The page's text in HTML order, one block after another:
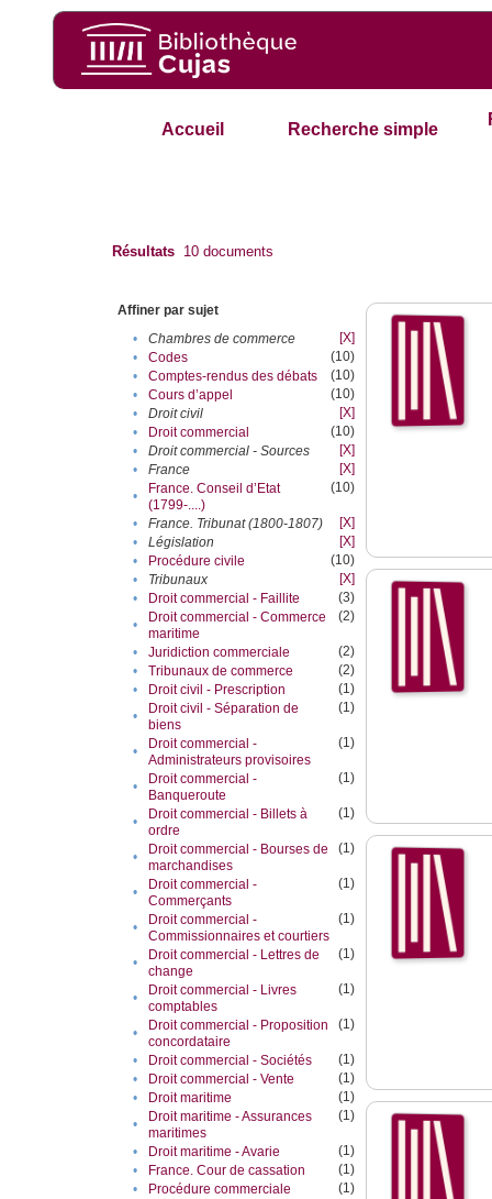
Accueil Recherche simple
Résultats 10 documents
Affiner par sujet
•
Chambres de commerce
[X]
•
Codes
(10)
•
Comptes-rendus des débats
(10)
•
Cours d’appel
(10)
•
Droit civil
[X]
•
Droit commercial
(10)
•
Droit commercial - Sources
[X]
•
France
[X]
•
France. Conseil d’Etat
(1799-....)
(10)
• France. Tribunat (1800-1807)
[X]
•
Législation
[X]
•
Procédure civile
(10)
•
Tribunaux
[X]
•
Droit commercial - Faillite
(3)
•
Droit commercial - Commerce
maritime
(2)
• Juridiction commerciale
(2)
•
Tribunaux de commerce
(2)
•
Droit civil - Prescription
(1)
•
Droit civil - Séparation de
biens
(1)
•
Droit commercial -
Administrateurs provisoires
(1)
•
Droit commercial -
Banqueroute
(1)
•
Droit commercial - Billets à
ordre
(1)
•
Droit commercial - Bourses de
marchandises
(1)
•
Droit commercial -
Commerçants
(1)
•
Droit commercial -
Commissionnaires et courtiers
(1)
•
Droit commercial - Lettres de
change
(1)
•
Droit commercial - Livres
comptables
(1)
•
Droit commercial - Proposition
concordataire
(1)
• Droit commercial - Sociétés
(1)
•
Droit commercial - Vente
(1)
•
Droit maritime
(1)
•
Droit maritime - Assurances
maritimes
(1)
• Droit maritime - Avarie
(1)
•
France. Cour de cassation
(1)
•
Procédure commerciale
(1)